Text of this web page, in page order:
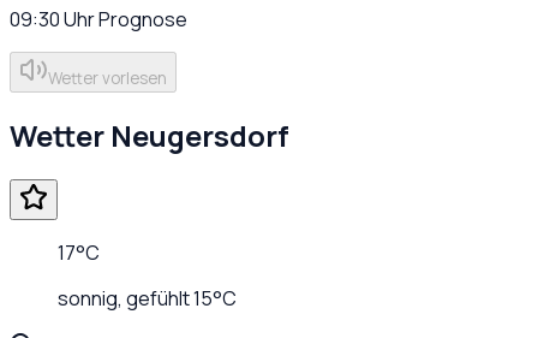
09:30UhrPrognose
Wetter vorlesen
Wetter Neugersdorf
17°C
sonnig, gefühlt15°C